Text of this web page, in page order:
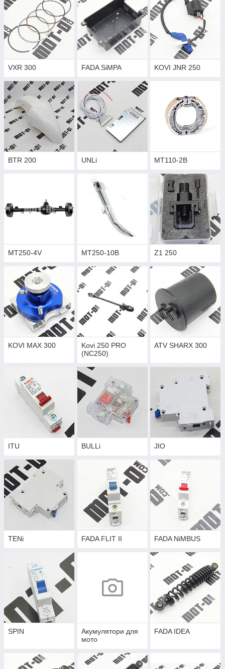
VXR 300 FADA SiMPA KOVI JNR 250
BTR 200 UNLi MT110-2B
MT250-4V MT250-10B Z1 250
KOVI MAX 300
Kovi 250 PRO
(NC250)
ATV SHARX 300
ITU BULLi JIO
TENi FADA FLIT II FADA NiMBUS
SPIN
Акумулятори для
мото
FADA IDEA